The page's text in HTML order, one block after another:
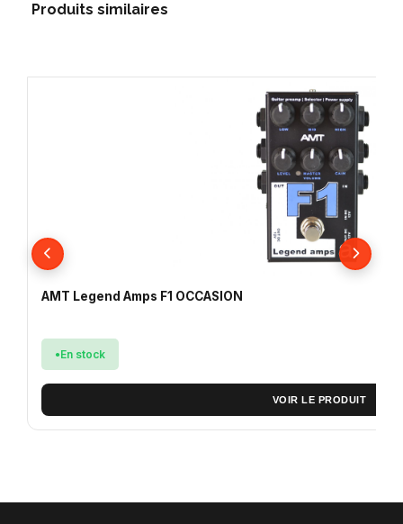
Produits similaires
AMT Legend Amps F1 OCCASION
En stock
VOIR LE PRODUIT